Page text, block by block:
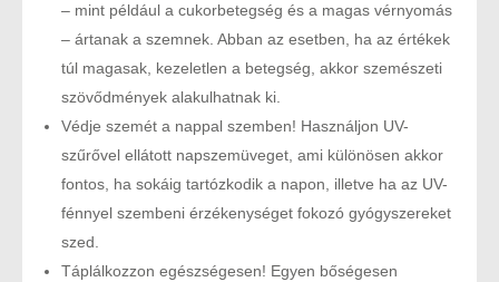
– mint például a cukorbetegség és a magas vérnyomás
– ártanak a szemnek. Abban az esetben, ha az értékek
túl magasak, kezeletlen a betegség, akkor szemészeti
szövődmények alakulhatnak ki.
Védje szemét a nappal szemben! Használjon UV-
szűrővel ellátott napszemüveget, ami különösen akkor
fontos, ha sokáig tartózkodik a napon, illetve ha az UV-
fénnyel szembeni érzékenységet fokozó gyógyszereket
szed.
Táplálkozzon egészségesen! Egyen bőségesen